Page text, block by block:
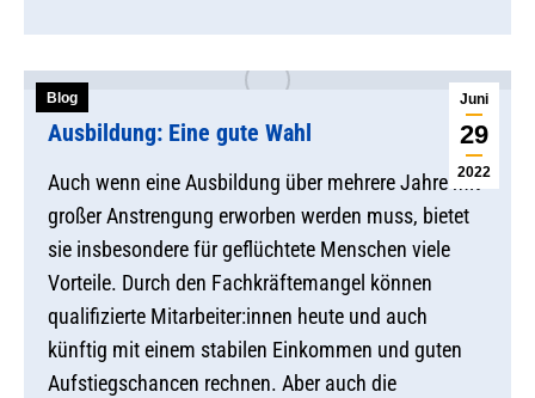
Juni
29
2022
Blog
Ausbildung: Eine gute Wahl
Auch wenn eine Ausbildung über mehrere Jahre mit
großer Anstrengung erworben werden muss, bietet
sie insbesondere für geflüchtete Menschen viele
Vorteile. Durch den Fachkräftemangel können
qualifizierte Mitarbeiter:innen heute und auch
künftig mit einem stabilen Einkommen und guten
Aufstiegschancen rechnen. Aber auch die